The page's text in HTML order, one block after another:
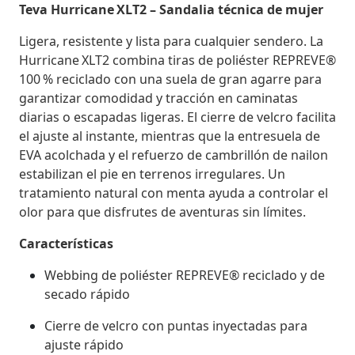
Teva Hurricane XLT2 – Sandalia técnica de mujer
Ligera, resistente y lista para cualquier sendero. La
Hurricane XLT2 combina tiras de poliéster REPREVE®
100 % reciclado con una suela de gran agarre para
garantizar comodidad y tracción en caminatas
diarias o escapadas ligeras. El cierre de velcro facilita
el ajuste al instante, mientras que la entresuela de
EVA acolchada y el refuerzo de cambrillón de nailon
estabilizan el pie en terrenos irregulares. Un
tratamiento natural con menta ayuda a controlar el
olor para que disfrutes de aventuras sin límites.
Características
Webbing de poliéster REPREVE® reciclado y de
secado rápido
Cierre de velcro con puntas inyectadas para
ajuste rápido